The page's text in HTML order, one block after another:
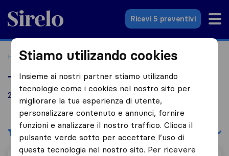
Sirelo.it
Ricevi 5 preventivi
Home Le 10 migliori aziende di traslochi in Italia
Top 10 traslocatori a Savigliano
2 aziende di traslochi trovate a Savigliano
Filtri Filtra per:
Stiamo utilizando cookies
Insieme ai nostri partner stiamo utilizando
tecnologie come i cookies nel nostro sito per
migliorare la tua esperienza di utente,
personalizzare contenuto e annunci, fornire
funzioni e analizzare il nostro traffico. Clicca il
pulsante verde sotto per accettare l’uso di
questa tecnologia nel nostro sito. Per ricevere